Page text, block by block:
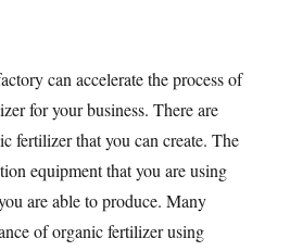
can accelerate the process of
for your business. There are
fertilizer that you can create. The
equipment that you are using
are able to produce. Many
of organic fertilizer using